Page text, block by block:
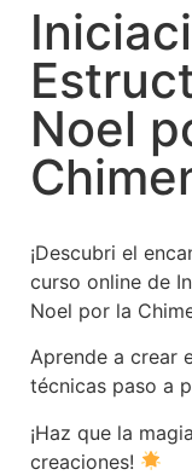
Noel
¡Descubri el
curso online de
Noel por la
Aprende a crear
técnicas paso a
¡Haz que la
creaciones!